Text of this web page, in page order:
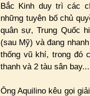
Bắc Kinh duy trì các
những tuyên bố chủ
quân sự, Trung Quốc
(sau Mỹ) và đang
thống vũ khí, trong đó
thanh và 2 tàu sân bay...
Ông Aquilino kêu gọi